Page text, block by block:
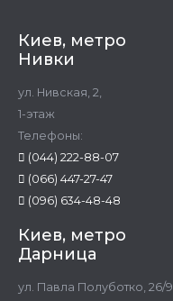
Киев, метро
Нивки
ул. Нивская, 2,
1-этаж
Телефоны:
(044) 222-88-07
(066) 447-27-47
(096) 634-48-48
Киев, метро
Дарница
ул. Павла Полуботко, 26/9